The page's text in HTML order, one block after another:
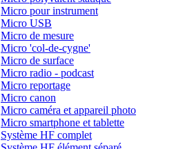
Micro pour instrument
Micro USB
Micro de mesure
Micro 'col-de-cygne'
Micro de surface
Micro radio - podcast
Micro reportage
Micro canon
Micro caméra et appareil photo
Micro smartphone et tablette
Système HF complet